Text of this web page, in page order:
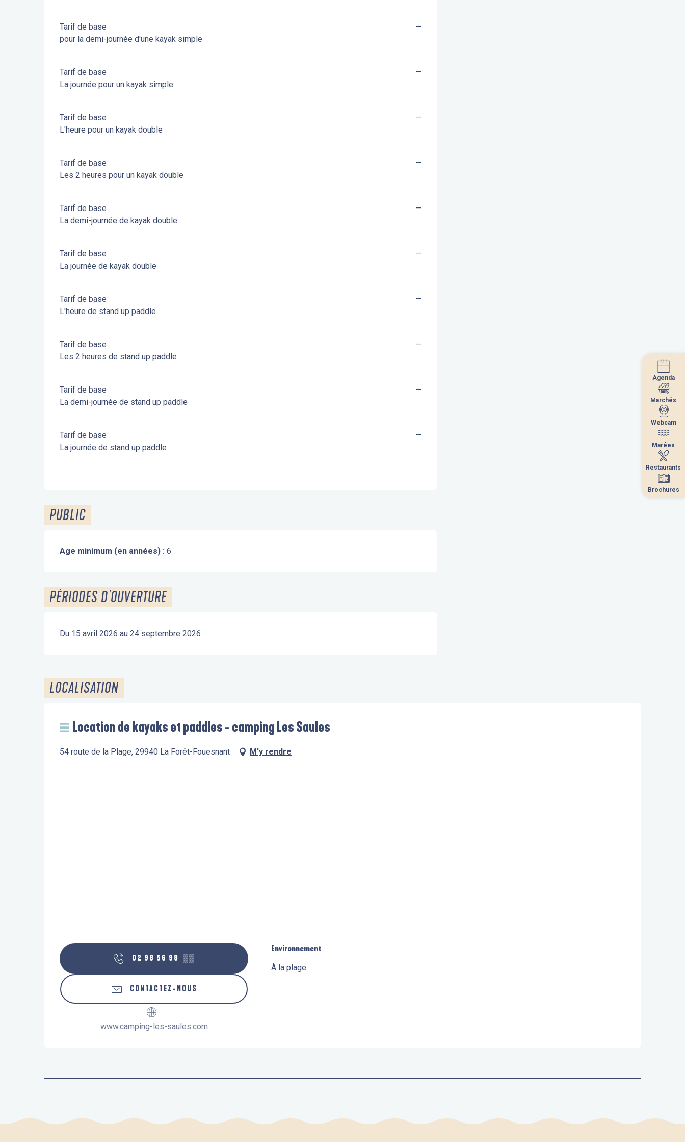
Agenda
Marchés
Webcam
Marées
Restaurants
Brochures
Tarif de base
pour la demi-journée d'une kayak simple
—
Tarif de base
La journée pour un kayak simple
—
Tarif de base
L'heure pour un kayak double
—
Tarif de base
Les 2 heures pour un kayak double
—
Tarif de base
La demi-journée de kayak double
—
Tarif de base
La journée de kayak double
—
Tarif de base
L'heure de stand up paddle
—
Tarif de base
Les 2 heures de stand up paddle
—
Tarif de base
La demi-journée de stand up paddle
—
Tarif de base
La journée de stand up paddle
—
PUBLIC
Age minimum (en années) : 6
PÉRIODES D'OUVERTURE
Du 15 avril 2026 au 24 septembre 2026
LOCALISATION
Location de kayaks et paddles - camping Les Saules
54 route de la Plage, 29940 La Forêt-Fouesnant M'y rendre
02 98 56 98 ▒▒
CONTACTEZ-NOUS
www.camping-les-saules.com
Environnement
Environnement
À la plage